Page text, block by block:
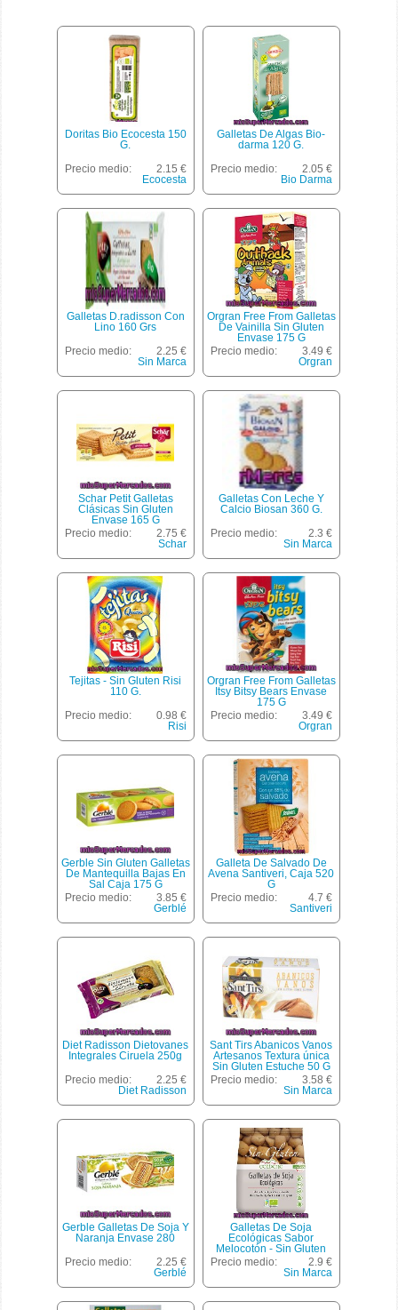
Doritas Bio Ecocesta 150
G.
Precio medio:
2.15 €
Ecocesta
Galletas De Algas Bio-
darma 120 G.
Precio medio:
2.05 €
Bio Darma
Galletas D.radisson Con
Lino 160 Grs
Precio medio:
2.25 €
Sin Marca
Orgran Free From Galletas
De Vainilla Sin Gluten
Envase 175 G
Precio medio:
3.49 €
Orgran
Schar Petit Galletas
Clásicas Sin Gluten
Envase 165 G
Precio medio:
2.75 €
Schar
Galletas Con Leche Y
Calcio Biosan 360 G.
Precio medio:
2.3 €
Sin Marca
Tejitas - Sin Gluten Risi
110 G.
Precio medio:
0.98 €
Risi
Orgran Free From Galletas
Itsy Bitsy Bears Envase
175 G
Precio medio:
3.49 €
Orgran
Gerble Sin Gluten Galletas
De Mantequilla Bajas En
Sal Caja 175 G
Precio medio:
3.85 €
Gerblé
Galleta De Salvado De
Avena Santiveri, Caja 520
G
Precio medio:
4.7 €
Santiveri
Diet Radisson Dietovanes
Integrales Ciruela 250g
Precio medio:
2.25 €
Diet Radisson
Sant Tirs Abanicos Vanos
Artesanos Textura única
Sin Gluten Estuche 50 G
Precio medio:
3.58 €
Sin Marca
Gerble Galletas De Soja Y
Naranja Envase 280
Precio medio:
2.25 €
Gerblé
Galletas De Soja
Ecológicas Sabor
Melocotón - Sin Gluten
Celibene 200 G.
Precio medio:
2.9 €
Sin Marca